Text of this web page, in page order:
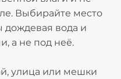
Выбирайте место
дождевая вода и
а не под неё.​
улица или мешки